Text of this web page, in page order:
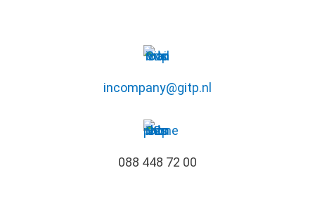
incompany@gitp.nl
088 448 72 00